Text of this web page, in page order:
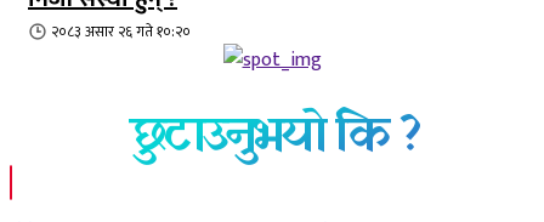
२०८३ असार २६ गते १०:२०
छुटाउनुभयो कि ?